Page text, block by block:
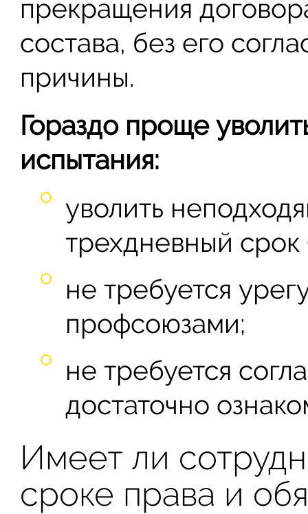
прекращения
состава, без его
причины.
Гораздо проще
испытания:
уволить
трехдневный срок
не требуется
профсоюзами;
не требуется
достаточно
Имеет ли
сроке права и